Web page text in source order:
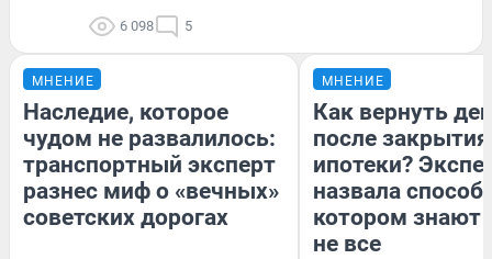
6 098 5
МНЕНИЕ
Наследие, которое
чудом не развалилось:
транспортный эксперт
разнес миф о «вечных»
советских дорогах
МНЕНИЕ
Как вернуть
после закрытия
ипотеки?
назвала
котором знают
не все